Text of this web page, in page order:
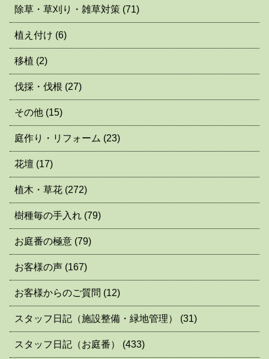
除草・草刈り・雑草対策 (71)
植え付け (6)
移植 (2)
伐採・伐根 (27)
その他 (15)
庭作り・リフォーム (23)
花壇 (17)
植木・草花 (272)
樹種毎の手入れ (79)
お庭番の極意 (79)
お客様の声 (167)
お客様からのご質問 (12)
スタッフ日記（施設整備・緑地管理） (31)
スタッフ日記（お庭番） (433)